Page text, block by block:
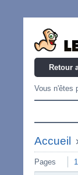
Retour
Vous n'êtes
Accueil
Pages 1